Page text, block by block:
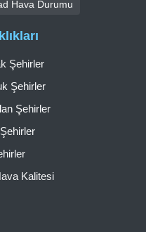
Hava Durumu
Şehirler
Şehirler
Şehirler
Kalitesi